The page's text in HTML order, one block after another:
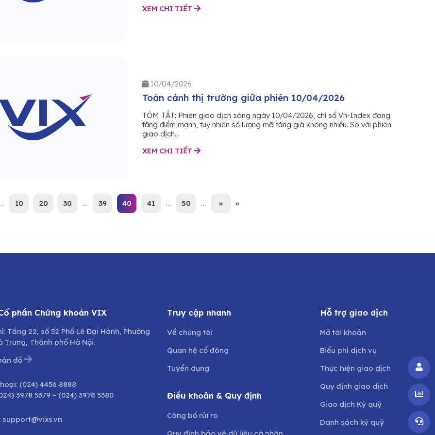
XEM CHI TIẾT
10/04/2026
Toàn cảnh thị trường giữa phiên 10/04/2026
TÓM TẮT: Phiên giao dịch sáng ngày 10/04/2026, chỉ số Vn-Index đang
tăng điểm mạnh, tuy nhiên số lượng mã tăng giá không nhiều. So với phiên
giao dịch...
XEM CHI TIẾT
10 20 30 ... 39 40 41 ... 50 ... » »
phần Chứng khoán VIX
Tầng 22, số 52 Phố Lê Đại Hành, Phường
Trưng, Thành phố Hà Nội.
đồ
(024) 4456 8888
3978 5379 – (024) 3978 5380
support@vixs.vn
Truy cập nhanh
Về chúng tôi
Quan hệ cổ đông
Tuyển dụng
Điều khoản & Quy định
Công bố rủi ro
Hỗ trợ giao dịch
Mở tài khoản
Biểu phí dịch vụ
Thực hiện giao dịch
Quy định giao dịch
Giao dịch Ký quỹ
Danh sách ký quỹ